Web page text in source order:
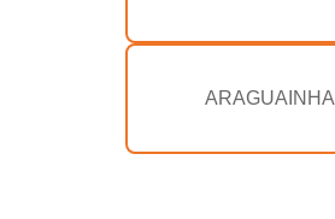
ARAGUAINHA